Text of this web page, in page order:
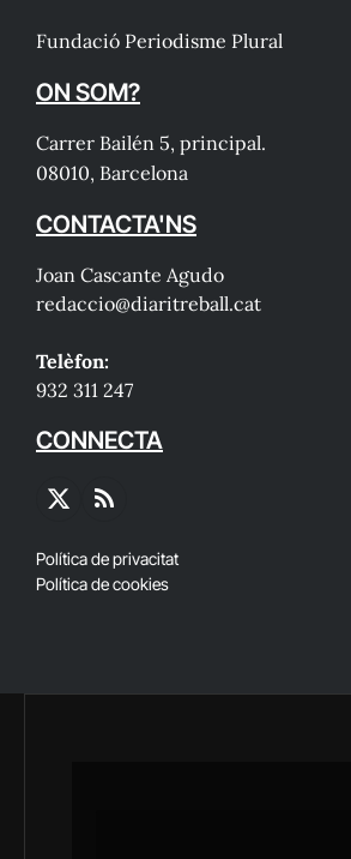
Fundació Periodisme Plural
ON SOM?
Carrer Bailén 5, principal.
08010, Barcelona
CONTACTA'NS
Joan Cascante Agudo
redaccio@diaritreball.cat
Telèfon:
932 311 247
CONNECTA
X
RSS
Política de privacitat
Política de cookies